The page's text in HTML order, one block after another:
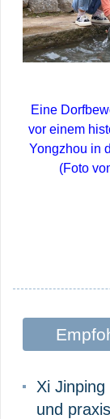
Eine
vor einem
Yongzhou in
(Foto
Xi
und